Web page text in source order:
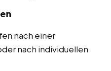
nach einer
nach individuellen